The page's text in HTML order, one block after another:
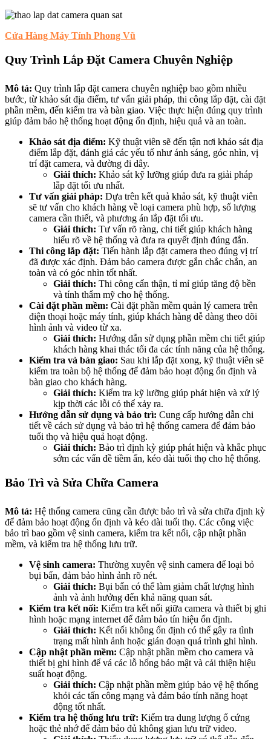
Cửa Hàng Máy Tính Phong Vũ
Quy Trình Lắp Đặt Camera Chuyên Nghiệp
Mô tả: Quy trình lắp đặt camera chuyên nghiệp bao gồm nhiều
bước, từ khảo sát địa điểm, tư vấn giải pháp, thi công lắp đặt, cài đặt
phần mềm, đến kiểm tra và bàn giao. Việc thực hiện đúng quy trình
giúp đảm bảo hệ thống hoạt động ổn định, hiệu quả và an toàn.
Khảo sát địa điểm: Kỹ thuật viên sẽ đến tận nơi khảo sát địa
điểm lắp đặt, đánh giá các yếu tố như ánh sáng, góc nhìn, vị
trí đặt camera, và đường đi dây.
Giải thích: Khảo sát kỹ lưỡng giúp đưa ra giải pháp
lắp đặt tối ưu nhất.
Tư vấn giải pháp: Dựa trên kết quả khảo sát, kỹ thuật viên
sẽ tư vấn cho khách hàng về loại camera phù hợp, số lượng
camera cần thiết, và phương án lắp đặt tối ưu.
Giải thích: Tư vấn rõ ràng, chi tiết giúp khách hàng
hiểu rõ về hệ thống và đưa ra quyết định đúng đắn.
Thi công lắp đặt: Tiến hành lắp đặt camera theo đúng vị trí
đã được xác định. Đảm bảo camera được gắn chắc chắn, an
toàn và có góc nhìn tốt nhất.
Giải thích: Thi công cẩn thận, tỉ mỉ giúp tăng độ bền
và tính thẩm mỹ cho hệ thống.
Cài đặt phần mềm: Cài đặt phần mềm quản lý camera trên
điện thoại hoặc máy tính, giúp khách hàng dễ dàng theo dõi
hình ảnh và video từ xa.
Giải thích: Hướng dẫn sử dụng phần mềm chi tiết giúp
khách hàng khai thác tối đa các tính năng của hệ thống.
Kiểm tra và bàn giao: Sau khi lắp đặt xong, kỹ thuật viên sẽ
kiểm tra toàn bộ hệ thống để đảm bảo hoạt động ổn định và
bàn giao cho khách hàng.
Giải thích: Kiểm tra kỹ lưỡng giúp phát hiện và xử lý
kịp thời các lỗi có thể xảy ra.
Hướng dẫn sử dụng và bảo trì: Cung cấp hướng dẫn chi
tiết về cách sử dụng và bảo trì hệ thống camera để đảm bảo
tuổi thọ và hiệu quả hoạt động.
Giải thích: Bảo trì định kỳ giúp phát hiện và khắc phục
sớm các vấn đề tiềm ẩn, kéo dài tuổi thọ cho hệ thống.
Bảo Trì và Sửa Chữa Camera
Mô tả: Hệ thống camera cũng cần được bảo trì và sửa chữa định kỳ
để đảm bảo hoạt động ổn định và kéo dài tuổi thọ. Các công việc
bảo trì bao gồm vệ sinh camera, kiểm tra kết nối, cập nhật phần
mềm, và kiểm tra hệ thống lưu trữ.
Vệ sinh camera: Thường xuyên vệ sinh camera để loại bỏ
bụi bẩn, đảm bảo hình ảnh rõ nét.
Giải thích: Bụi bẩn có thể làm giảm chất lượng hình
ảnh và ảnh hưởng đến khả năng quan sát.
Kiểm tra kết nối: Kiểm tra kết nối giữa camera và thiết bị ghi
hình hoặc mạng internet để đảm bảo tín hiệu ổn định.
Giải thích: Kết nối không ổn định có thể gây ra tình
trạng mất hình ảnh hoặc gián đoạn quá trình ghi hình.
Cập nhật phần mềm: Cập nhật phần mềm cho camera và
thiết bị ghi hình để vá các lỗ hổng bảo mật và cải thiện hiệu
suất hoạt động.
Giải thích: Cập nhật phần mềm giúp bảo vệ hệ thống
khỏi các tấn công mạng và đảm bảo tính năng hoạt
động tốt nhất.
Kiểm tra hệ thống lưu trữ: Kiểm tra dung lượng ổ cứng
hoặc thẻ nhớ để đảm bảo đủ không gian lưu trữ video.